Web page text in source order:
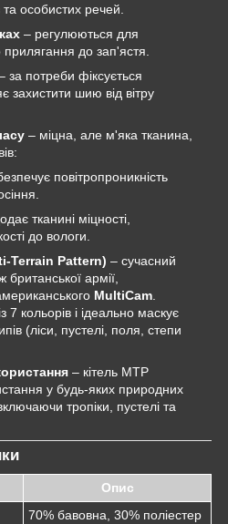
та особистих речей.
– регулюються для
прилягання до зап'ястя.
за потреби фіксується
захистити шию від вітру
– міцна, але м'яка тканина,
повітропроникність
тканині міцності,
до вологи.
Terrain Pattern) – сучасний
армії,
MultiCam
кольорів і ідеально маскує
(ліси, пустелі, поля, степи
– кітель MTP
у будь-яких природних
тропіки, пустелі та
Опис
70% бавовна, 30% поліестер